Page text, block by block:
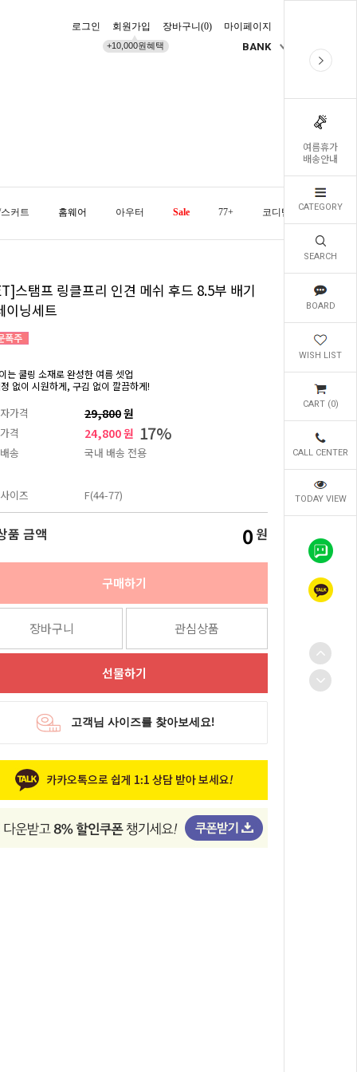
여름휴가
배송안내
CATEGORY
SEARCH
BOARD
WISH LIST
CART (0)
CALL CENTER
TODAY VIEW
로그인 회원가입
+10,000원혜택
장바구니(0) 마이페이지
BANK
커트 홈웨어 아우터 Sale 77+ 코디템 오늘발송
스탬프 링클프리 인견 메쉬 후드 8.5부 배기
이닝세트
는 쿨링 소재로 완성한 여름 셋업
없이 시원하게, 구김 없이 깔끔하게!
가격 29,800원
격 24,800 원 17%
송 국내 배송 전용
이즈 F(44-77)
품 금액 0 원
구매하기
장바구니 관심상품
선물하기